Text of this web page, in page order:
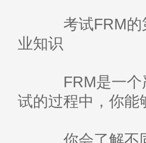
考试FRM的
业知识
FRM是一个
试的过程中，你能